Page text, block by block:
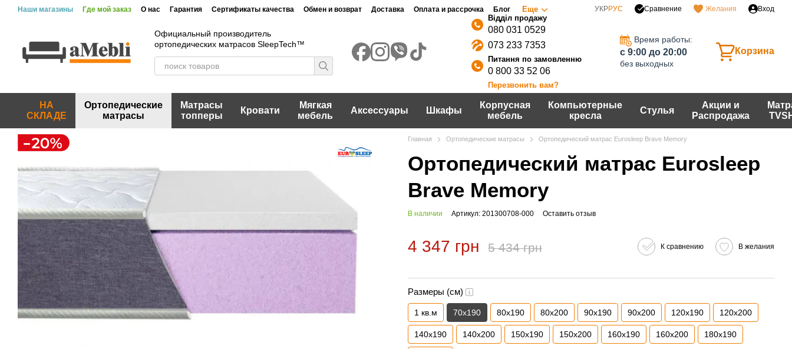
Перейти к основному контенту
Наши магазины Где мой заказ О нас Гарантия Сертификаты качества Обмен и возврат Доставка Оплата и рассрочка Блог Еще УКРРУС Сравнение Желания Вход
Официальный производитель
ортопедических матрасов SleepTech™
080 031 0529
073 233 7353
0 800 33 52 06
Перезвонить вам?
Время работы:
c 9:00 до 20:00
без выходных
Корзина
НА
СКЛАДЕ
Ортопедические
матрасы
Матрасы
топперы
Кровати
Мягкая
мебель
Аксессуары Шкафы
Корпусная
мебель
Компьютерные
кресла
Стулья
Акции и
Распродажа
Главная Ортопедические матрасы Ортопедический матрас Eurosleep Brave Memory
Ортопедический матрас Eurosleep
Brave Memory
В наличии Артикул: 201300708-000 Оставить отзыв
4 347 грн 5 434 грн К сравнению В желания
Размеры (см)
1 кв.м 70х190 80х190 80х200 90х190 90х200 120х190 120х200
140х190 140х200 150х190 150х200 160х190 160х200 180х190